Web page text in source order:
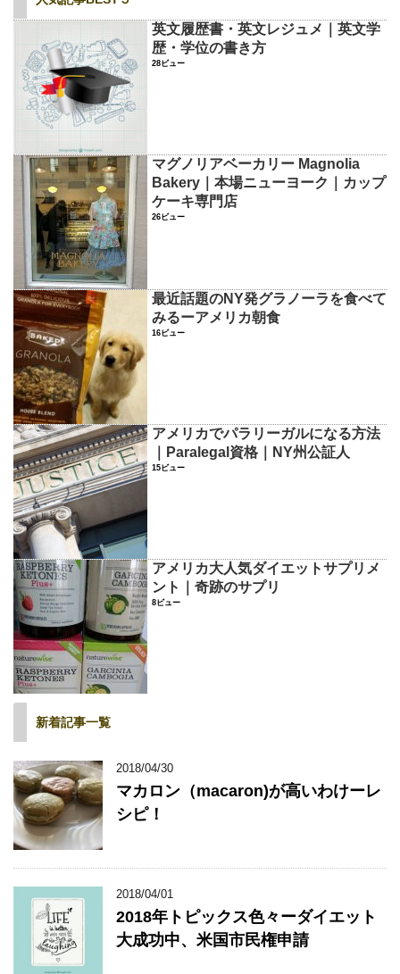
英文履歴書・英文レジュメ｜英文学
歴・学位の書き方
28ビュー
マグノリアベーカリー Magnolia
Bakery｜本場ニューヨーク｜カップ
ケーキ専門店
26ビュー
最近話題のNY発グラノーラを食べて
みるーアメリカ朝食
16ビュー
アメリカでパラリーガルになる方法
｜Paralegal資格｜NY州公証人
15ビュー
アメリカ大人気ダイエットサプリメ
ント｜奇跡のサプリ
8ビュー
新着記事一覧
2018/04/30
マカロン（macaron)が高いわけーレ
シピ！
2018/04/01
2018年トピックス色々ーダイエット
大成功中、米国市民権申請